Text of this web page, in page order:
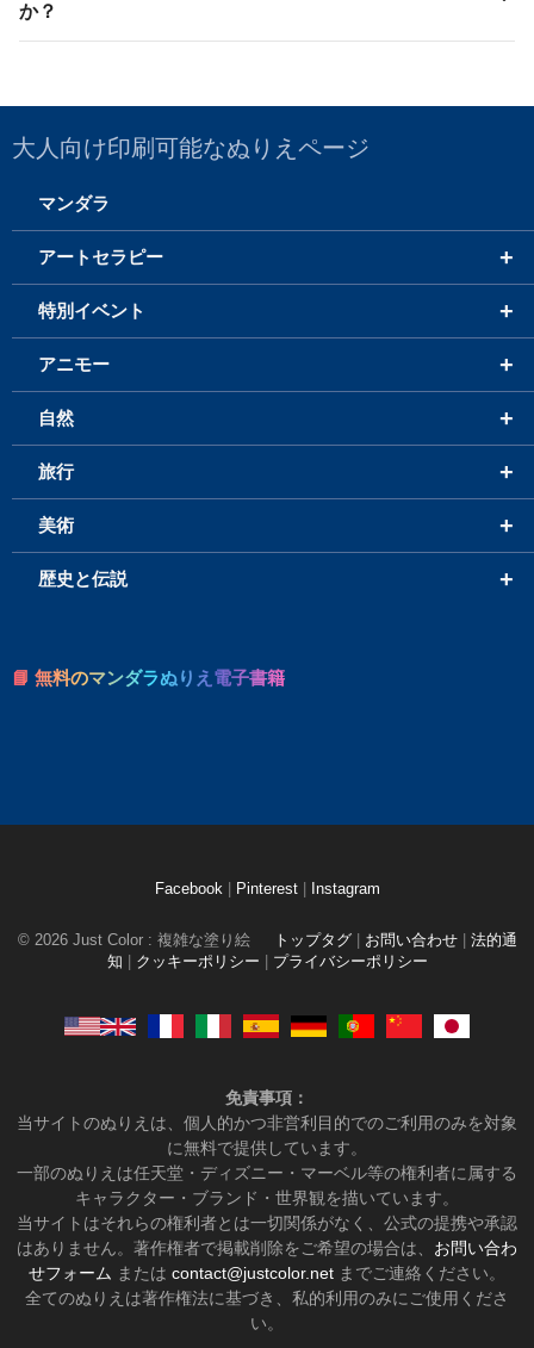
か？
大人向け印刷可能なぬりえページ
マンダラ
+
アートセラピー
+
特別イベント
+
アニモー
+
自然
+
旅行
+
美術
+
歴史と伝説
📘 無料のマンダラぬりえ電子書籍
Facebook Pinterest Instagram
© 2026 Just Color : 複雑な塗り絵 トップタグ お問い合わせ
法的通
知
クッキーポリシー プライバシーポリシー
免責事項：
当サイトのぬりえは、個人的かつ非営利目的でのご利用のみを対象
に無料で提供しています。
一部のぬりえは任天堂・ディズニー・マーベル等の権利者に属する
キャラクター・ブランド・世界観を描いています。
当サイトはそれらの権利者とは一切関係がなく、公式の提携や承認
はありません。著作権者で掲載削除をご希望の場合は、 お問い合わ
せフォーム または contact@justcolor.net までご連絡ください。
全てのぬりえは著作権法に基づき、私的利用のみにご使用くださ
い。